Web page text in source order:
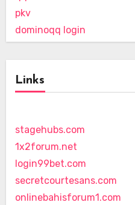
pkv
dominoqq login
Links
stagehubs.com
1x2forum.net
login99bet.com
secretcourtesans.com
onlinebahisforum1.com